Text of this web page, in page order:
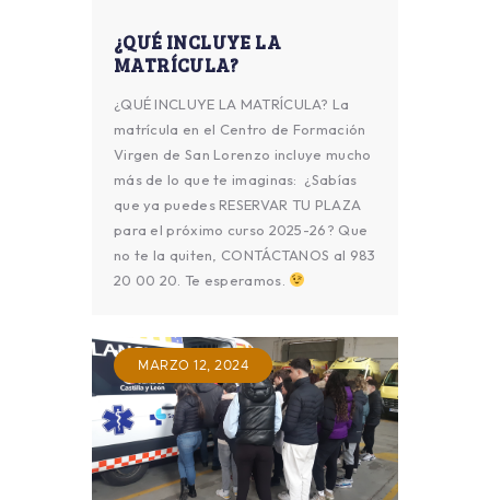
¿QUÉ INCLUYE LA
MATRÍCULA?
¿QUÉ INCLUYE LA MATRÍCULA? La
matrícula en el Centro de Formación
Virgen de San Lorenzo incluye mucho
más de lo que te imaginas: ¿Sabías
que ya puedes RESERVAR TU PLAZA
para el próximo curso 2025-26? Que
no te la quiten, CONTÁCTANOS al 983
20 00 20. Te esperamos.
MARZO 12, 2024